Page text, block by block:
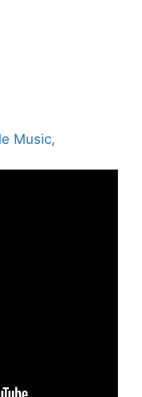
Music,